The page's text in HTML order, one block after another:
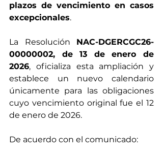
plazos de vencimiento en casos
excepcionales.
La Resolución NAC-DGERCGC26-
00000002, de 13 de enero de
2026, oficializa esta ampliación y
establece un nuevo calendario
únicamente para las obligaciones
cuyo vencimiento original fue el 12
de enero de 2026.
De acuerdo con el comunicado: